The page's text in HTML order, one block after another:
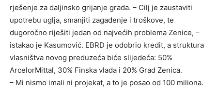
rješenje za daljinsko grijanje grada. – Cilj je zaustaviti
upotrebu uglja, smanjiti zagađenje i troškove, te
dugoročno riješiti jedan od najvećih problema Zenice, –
istakao je Kasumović. EBRD je odobrio kredit, a struktura
vlasništva novog preduzeća biće slijedeća: 50%
ArcelorMittal, 30% Finska vlada i 20% Grad Zenica.
– Mi nismo imali ni projekat, a to je posao od 100 miliona.